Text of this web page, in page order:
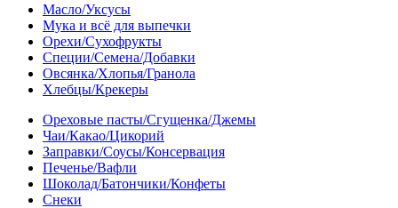
Масло/Уксусы
Мука и всё для выпечки
Орехи/Сухофрукты
Специи/Семена/Добавки
Овсянка/Хлопья/Гранола
Хлебцы/Крекеры
Ореховые пасты/Сгущенка/Джемы
Чаи/Какао/Цикорий
Заправки/Соусы/Консервация
Печенье/Вафли
Шоколад/Батончики/Конфеты
Снеки